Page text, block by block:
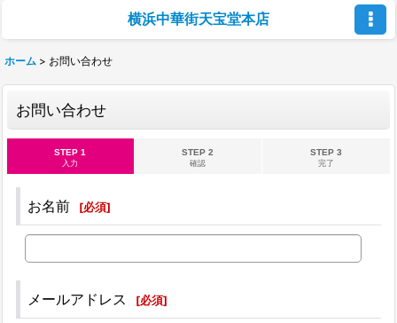
横浜中華街天宝堂本店
ホーム > お問い合わせ
お問い合わせ
STEP 1
入力
STEP 2
確認
STEP 3
完了
お名前 [必須]
メールアドレス [必須]